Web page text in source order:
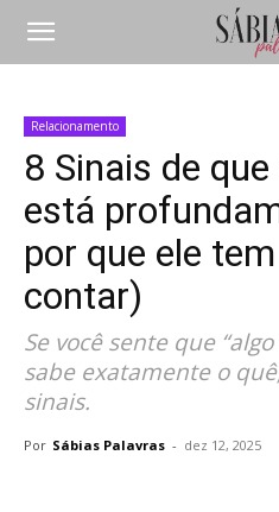
Relacionamento
8 Sinais de
está
por que ele
contar)
Se você sente que
sabe exatamente o
sinais.
Por Sábias Palavras - dez 12, 2025